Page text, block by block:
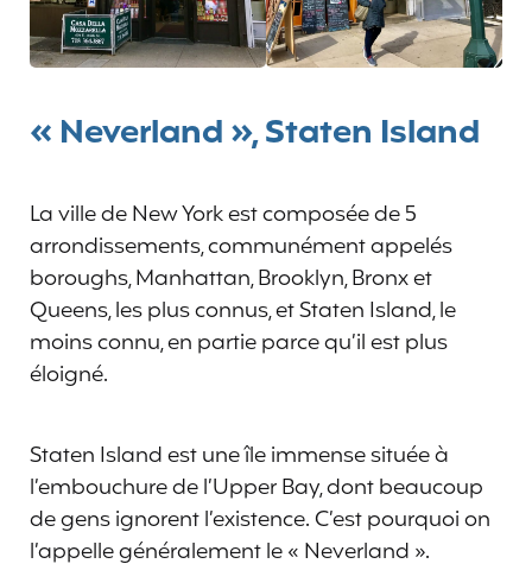
« Neverland », Staten Island
La ville de New York est composée de 5
arrondissements, communément appelés
boroughs, Manhattan, Brooklyn, Bronx et
Queens, les plus connus, et Staten Island, le
moins connu, en partie parce qu’il est plus
éloigné.
Staten Island est une île immense située à
l’embouchure de l’Upper Bay, dont beaucoup
de gens ignorent l’existence. C’est pourquoi on
l’appelle généralement le « Neverland ».